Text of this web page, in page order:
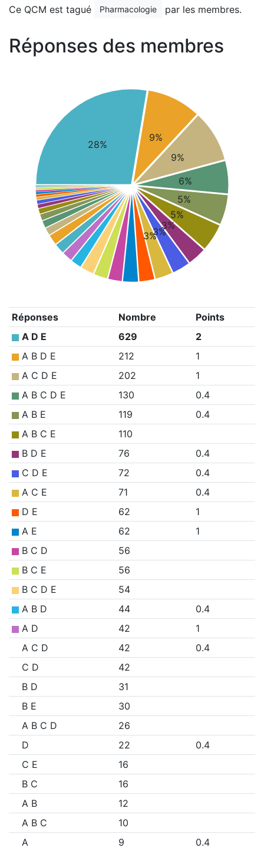
Ce QCM est tagué Pharmacologie par les membres.
Réponses des membres
28%
9%
9%
6%
5%
5%
3%
3%
3%
Réponses Nombre
Points
A D E
629
2
A B D E
212
1
A C D E
202
1
A B C D E
130
0.4
A B E
119
0.4
A B C E
110
B D E
76
0.4
C D E
72
0.4
A C E
71
0.4
D E
62
1
A E
62
1
B C D
56
B C E
56
B C D E
54
A B D
44
0.4
A D
42
1
A C D
42
0.4
C D
42
B D
31
B E
30
A B C D
26
D
22
0.4
C E
16
B C
16
A B
12
A B C
10
A
9 0.4